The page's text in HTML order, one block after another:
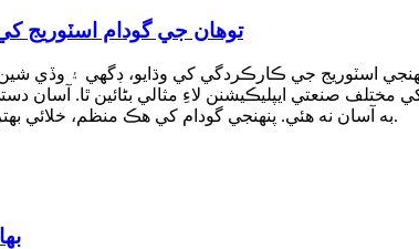
توهان جي گودام اسٽوريج
اسٽوريج جي ڪارڪردگي کي وڌايو، ڊگھي ۽ وڏي
مختلف صنعتي ايپليڪيشنن لاءِ مثالي بڻائين ٿا. آسان
به آسان نه هئي. پنهنجي گودام کي هڪ منظم، خلائي بهتر ماحول ۾ تبديل ڪريو جيڪو پيداوار کي وڌائي ٿو ۽ قيمت گھٽائي ٿو.